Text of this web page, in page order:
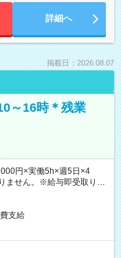
詳細へ
掲載日：2026.08.07
～16時＊残業
円×実働5h×週5日×4
ません。※給与即受取りサ
支給